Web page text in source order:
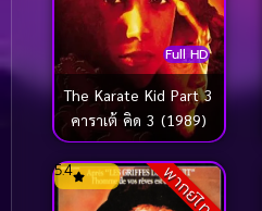
Full HD
The Karate Kid Part 3
คาราเต้ คิด 3 (1989)
พากย์ไทย
5.4